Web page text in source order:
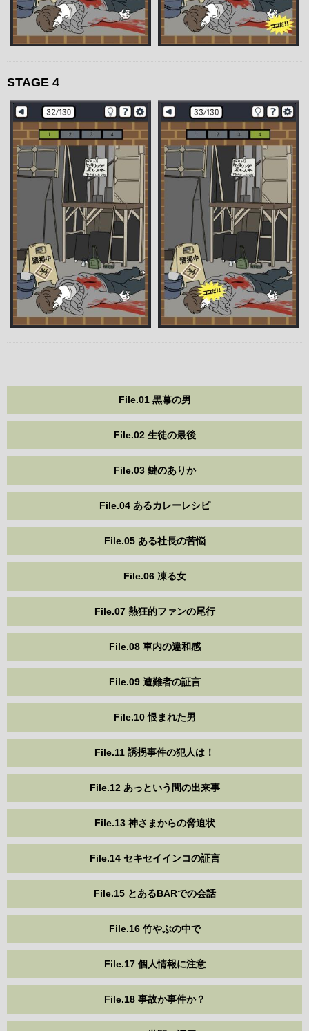
STAGE 4
File.01 黒幕の男
File.02 生徒の最後
File.03 鍵のありか
File.04 あるカレーレシピ
File.05 ある社長の苦悩
File.06 凍る女
File.07 熱狂的ファンの尾行
File.08 車内の違和感
File.09 遭難者の証言
File.10 恨まれた男
File.11 誘拐事件の犯人は！
File.12 あっという間の出来事
File.13 神さまからの脅迫状
File.14 セキセイインコの証言
File.15 とあるBARでの会話
File.16 竹やぶの中で
File.17 個人情報に注意
File.18 事故か事件か？